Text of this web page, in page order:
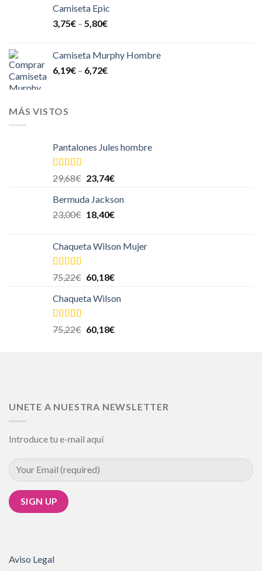
Camiseta Epic
3,75€ – 5,80€
Camiseta Murphy Hombre
6,19€ – 6,72€
MÁS VISTOS
Pantalones Jules hombre
Valorado en
5.00
29,68€ 23,74€
Bermuda Jackson
23,00€ 18,40€
Chaqueta Wilson Mujer
Valorado en
5.00
75,22€ 60,18€
Chaqueta Wilson
Valorado en
5.00
75,22€ 60,18€
UNETE A NUESTRA NEWSLETTER
Introduce tu e-mail aquí
Aviso Legal